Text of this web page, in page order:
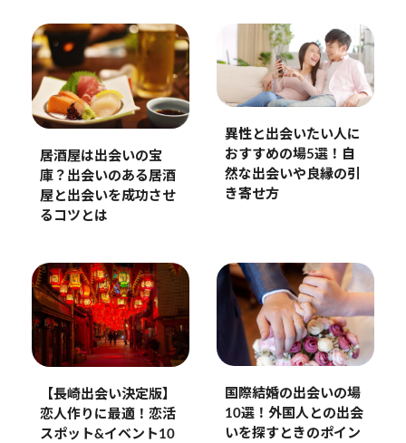
居酒屋は出会いの宝
庫？出会いのある居酒
屋と出会いを成功させ
るコツとは
異性と出会いたい人に
おすすめの場5選！自
然な出会いや良縁の引
き寄せ方
【長崎出会い決定版】
恋人作りに最適！恋活
スポット&イベント10
国際結婚の出会いの場
10選！外国人との出会
いを探すときのポイン